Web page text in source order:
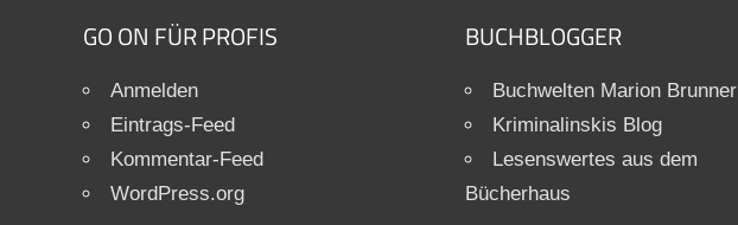
GO ON FÜR PROFIS
Anmelden
Eintrags-Feed
Kommentar-Feed
WordPress.org
BUCHBLOGGER
Buchwelten Marion Brunner
Kriminalinskis Blog
Lesenswertes aus dem
Bücherhaus